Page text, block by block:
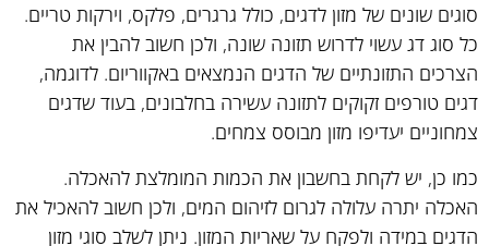
סוגים שונים של מזון לדגים, כולל גרגרים, פלקס, וירקות טריים.
כל סוג דג עשוי לדרוש תזונה שונה, ולכן חשוב להבין את
הצרכים התזונתיים של הדגים הנמצאים באקווריום. לדוגמה,
דגים טורפים זקוקים לתזונה עשירה בחלבונים, בעוד שדגים
צמחוניים יעדיפו מזון מבוסס צמחים.
כמו כן, יש לקחת בחשבון את הכמות המומלצת להאכלה.
האכלה יתרה עלולה לגרום לזיהום המים, ולכן חשוב להאכיל את
הדגים במידה ולפקח על שאריות המזון. ניתן לשלב סוגי מזון